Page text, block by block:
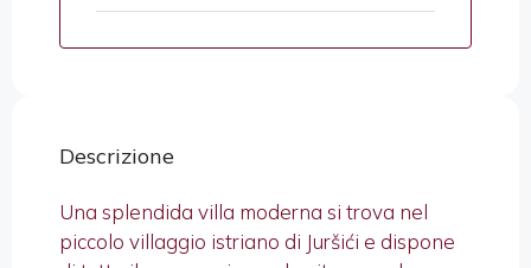
Descrizione
Una splendida villa moderna si trova nel
piccolo villaggio istriano di Juršići e dispone